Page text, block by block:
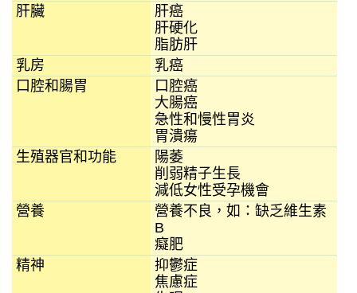
肝臟
肝癌
肝硬化
脂肪肝
乳房
乳癌
口腔和腸胃
口腔癌
大腸癌
急性和慢性胃炎
胃潰瘍
生殖器官和功能
陽萎
削弱精子生長
減低女性受孕機會
營養
營養不良，如：缺乏維生素
B
癡肥
精神
抑鬱症
焦慮症